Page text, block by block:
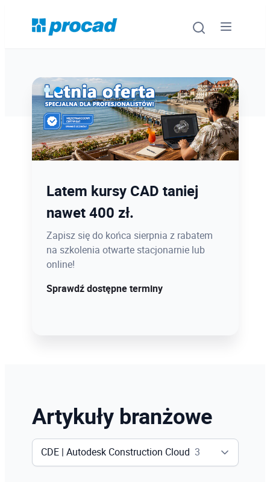
Ostatnie dni promocji Blind
Bird
12.08 o 12:08 zamykamy Blind Bird na
PROCAD EXPO 2026 - dołącz w
najlepszej cenie!
Sprawdź szczegóły!
Latem kursy CAD taniej
nawet 400 zł.
Zapisz się do końca sierpnia z rabatem
na szkolenia otwarte stacjonarnie lub
online!
Sprawdź dostępne terminy
Artykuły branżowe
CDE | Autodesk Construction Cloud 3
Oprogramowanie
Szkolenia
Urządzenia i serwis